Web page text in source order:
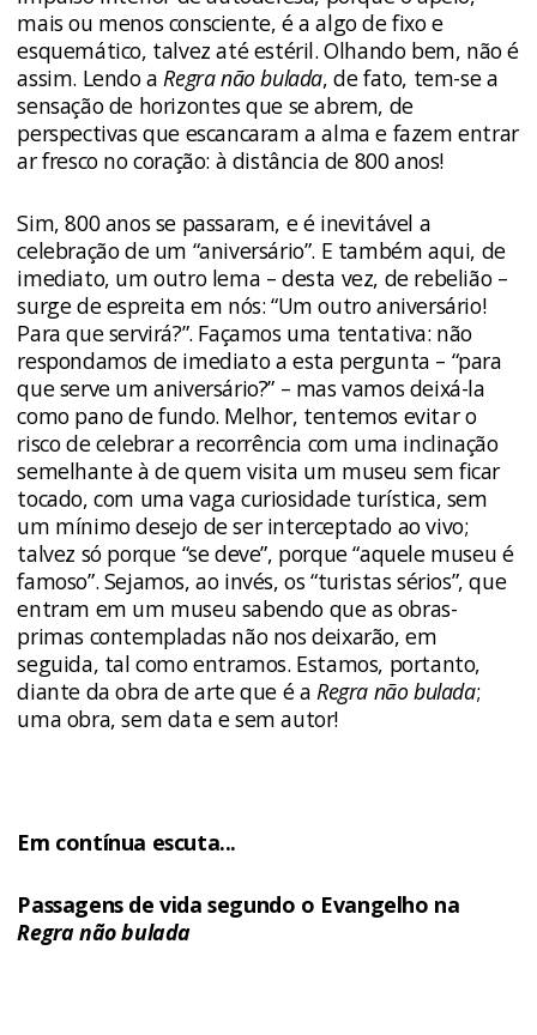
mais ou menos consciente, é a algo de fixo e
esquemático, talvez até estéril. Olhando bem, não é
assim. Lendo aRegra não bulada, de fato, tem-se a
sensação de horizontes que se abrem, de
perspectivas que escancaram a alma e fazem entrar
ar fresco no coração: à distância de 800 anos!
Sim, 800 anos se passaram, e é inevitável a
celebração de um “aniversário”. E também aqui, de
imediato, um outro lema – desta vez, de rebelião –
surge de espreita em nós: “Um outro aniversário!
Para que servirá?”. Façamos uma tentativa: não
respondamos de imediato a esta pergunta – “para
que serve um aniversário?” – mas vamos deixá-la
como pano de fundo. Melhor, tentemos evitar o
risco de celebrar a recorrência com uma inclinação
semelhante à de quem visita um museu sem ficar
tocado, com uma vaga curiosidade turística, sem
um mínimo desejo de ser interceptado ao vivo;
talvez só porque “se deve”, porque “aquele museu é
famoso”. Sejamos, ao invés, os “turistas sérios”, que
entram em um museu sabendo que as obras-
primas contempladas não nos deixarão, em
seguida, tal como entramos. Estamos, portanto,
diante da obra de arte que é a Regra não bulada;
uma obra, sem data e sem autor!
Em contínua escuta...
Passagens de vida segundo o Evangelho na
Regra não bulada